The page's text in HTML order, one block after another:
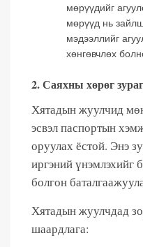
мөрүүдийг
мөрүүд нь
мэдээллийг
хөнгөвчлөх
2. Саяхны хөрөг
Хятадын жуулчид
эсвэл паспортын
оруулах ёстой. Энэ
иргэний үнэмлэхийг
болгон
Хятадын жуулчдад
шаардлага: